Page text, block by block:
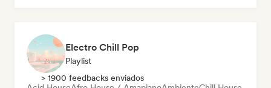
Electro Chill Pop
Playlist
> 1900 feedbacks enviados